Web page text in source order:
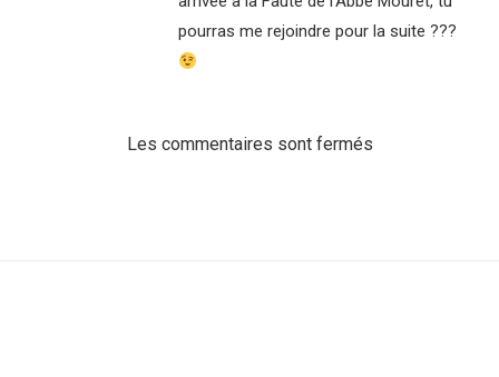
pourras me rejoindre pour la suite ???
Les commentaires sont fermés